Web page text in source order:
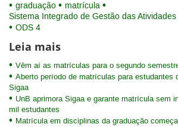
graduação
matrícula
Sistema Integrado de Gestão das
ODS 4
Leia mais
Vêm aí as matrículas para o segundo
Aberto período de matrículas para estudantes
Sigaa
UnB aprimora Sigaa e garante matrícula sem
mil estudantes
Matrícula em disciplinas da graduação